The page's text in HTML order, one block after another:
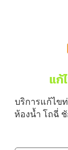
แก้
บริการแก้ไข
ห้องน้ำ โถฉี่